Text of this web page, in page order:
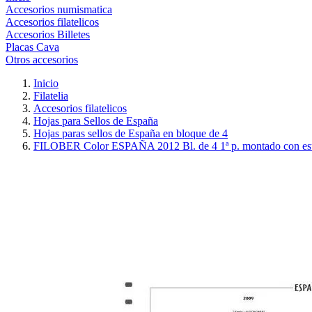
Accesorios numismatica
Accesorios filatelicos
Accesorios Billetes
Placas Cava
Otros accesorios
Inicio
Filatelia
Accesorios filatelicos
Hojas para Sellos de España
Hojas paras sellos de España en bloque de 4
FILOBER Color ESPAÑA 2012 Bl. de 4 1ª p. montado con